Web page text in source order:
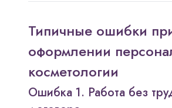
Типичные ошибки
оформлении
косметологии
Ошибка 1. Работа без